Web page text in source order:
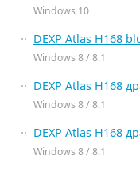
Windows 10
DEXP Atlas H168
Windows 8 / 8.1
DEXP Atlas H168
Windows 8 / 8.1
DEXP Atlas H168
Windows 8 / 8.1